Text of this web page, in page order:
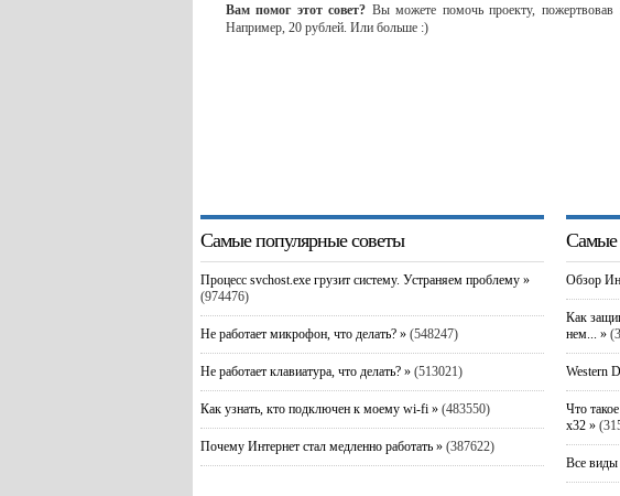
Вам помог этот совет? Вы можете помочь проекту,
Например, 20 рублей. Или больше :)
Самые популярные советы
Процесс svchost.exe грузит систему. Устраняем проблему »
(974476)
Не работает микрофон, что делать? » (548247)
Не работает клавиатура, что делать? » (513021)
Как узнать, кто подключен к моему wi-fi » (483550)
Почему Интернет стал медленно работать » (387622)
Самые
Обзор
Как
нем... »
Western
Что
x32 »
Все